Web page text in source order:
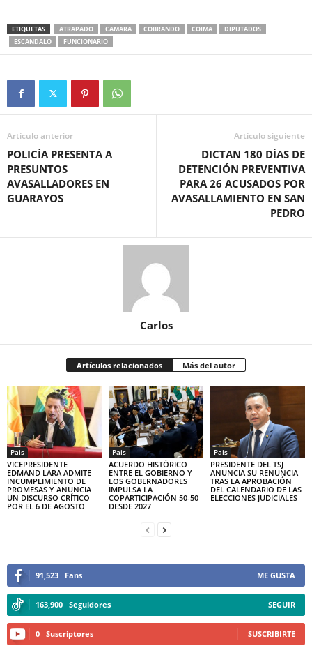
ETIQUETAS ATRAPADO CAMARA COBRANDO COIMA
DIPUTADOS
ESCANDALO
FUNCIONARIO
Artículo anterior
POLICÍA PRESENTA A
PRESUNTOS
AVASALLADORES EN
GUARAYOS
Artículo siguiente
DICTAN 180 DÍAS DE
DETENCIÓN PREVENTIVA
PARA 26 ACUSADOS POR
AVASALLAMIENTO EN SAN
PEDRO
Carlos
Artículos relacionados Más del autor
Pais
VICEPRESIDENTE
EDMAND LARA ADMITE
INCUMPLIMIENTO DE
PROMESAS Y ANUNCIA
UN DISCURSO CRÍTICO
POR EL 6 DE AGOSTO
Pais
ACUERDO HISTÓRICO
ENTRE EL GOBIERNO Y
LOS GOBERNADORES
IMPULSA LA
COPARTICIPACIÓN 50-50
DESDE 2027
Pais
PRESIDENTE DEL TSJ
ANUNCIA SU RENUNCIA
TRAS LA APROBACIÓN
DEL CALENDARIO DE LAS
ELECCIONES JUDICIALES
91,523 Fans ME GUSTA
163,900 Seguidores SEGUIR
0 Suscriptores SUSCRIBIRTE